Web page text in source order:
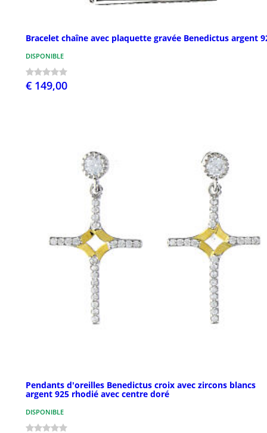
Bracelet chaîne avec plaquette gravée Benedictus argent
DISPONIBLE
€ 149,00
Pendants d'oreilles Benedictus croix avec zircons blancs
argent 925 rhodié avec centre doré
DISPONIBLE